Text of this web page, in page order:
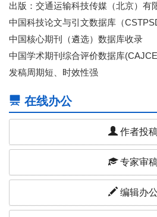
出版：交通运输科技传媒（北京）有
中国科技论文与引文数据库（
中国核心期刊（遴选）数据库收录
中国学术期刊综合评价数据库
发稿周期短、时效性强
在线办公
作者投
专家审
编辑办公